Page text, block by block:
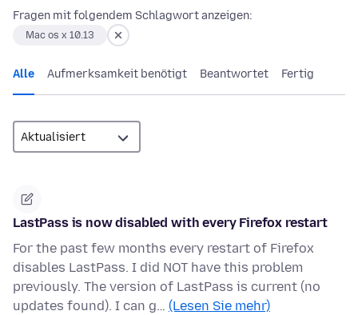
Fragen mit folgendem Schlagwort anzeigen:
Mac os x 10.13
Alle Aufmerksamkeit benötigt Beantwortet Fertig
LastPass is now disabled with every Firefox restart
For the past few months every restart of Firefox
disables LastPass. I did NOT have this problem
previously. The version of LastPass is current (no
updates found). I can g… (Lesen Sie mehr)